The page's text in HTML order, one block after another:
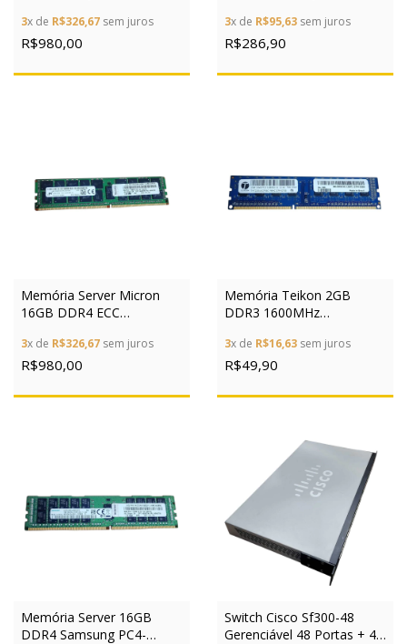
3x de R$326,67 sem juros
R$980,00
3x de R$95,63 sem juros
R$286,90
Memória Server Micron
16GB DDR4 ECC
2G1A2IK
3x de R$326,67 sem juros
R$980,00
Memória Teikon 2GB
DDR3 1600MHz
Desktop
3x de R$16,63 sem juros
R$49,90
Memória Server 16GB
DDR4 Samsung PC4-
Switch Cisco Sf300-48
Gerenciável 48 Portas + 4